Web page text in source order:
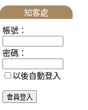
知客處
帳號：
密碼：
以後自動登入